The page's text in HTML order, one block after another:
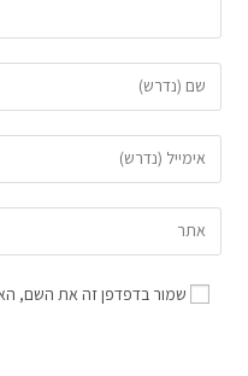
שמור בדפדפן זה את השם,